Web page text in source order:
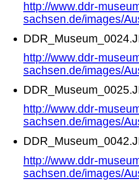
http://www.ddr-
sachsen.de/images/
http://www.ddr-
sachsen.de/images/
http://www.ddr-
sachsen.de/images/
http://www.ddr-
sachsen.de/images/